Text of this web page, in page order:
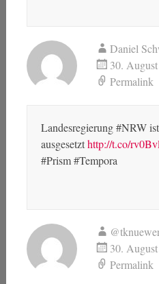
Daniel
30.
Permalink
Landesregierung #NRW
ausgesetzthttp://t.co/
#Prism #Tempora
30.
Permalink